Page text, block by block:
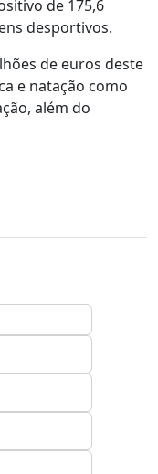
de 175,6
desportivos.
de euros deste
e natação como
além do